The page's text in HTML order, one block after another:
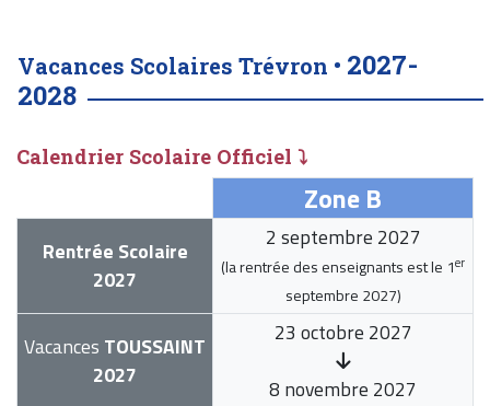
Vacances Scolaires Trévron • 2027-
2028
Calendrier Scolaire Officiel ⤵
Zone B
Rentrée Scolaire
2027
2 septembre 2027
(la rentrée des enseignants est le 1er
septembre 2027)
Vacances TOUSSAINT
2027
23 octobre 2027
8 novembre 2027